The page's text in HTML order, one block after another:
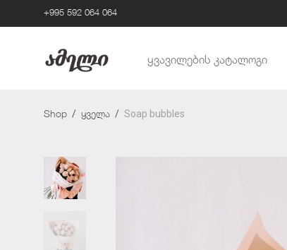
+995 592 064 064
ყვავილების კატალოგი
Shop / ყველა / Soap bubbles